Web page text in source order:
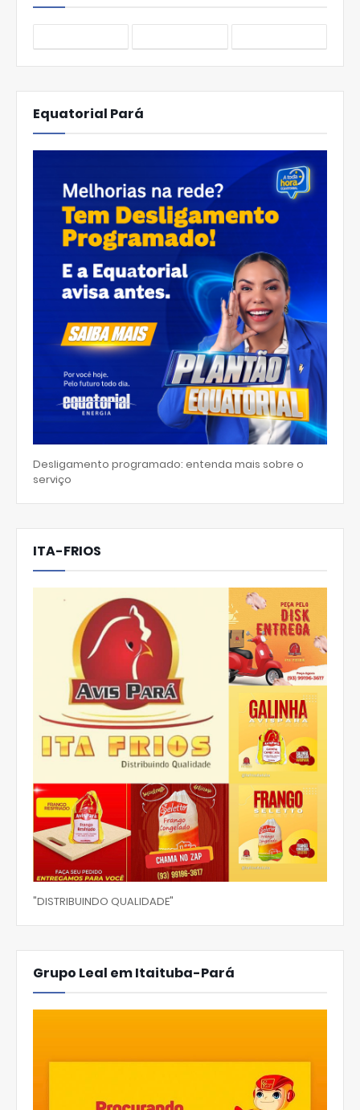
Equatorial Pará
Desligamento programado: entenda mais sobre o
serviço
ITA-FRIOS
"DISTRIBUINDO QUALIDADE"
Grupo Leal em Itaituba-Pará